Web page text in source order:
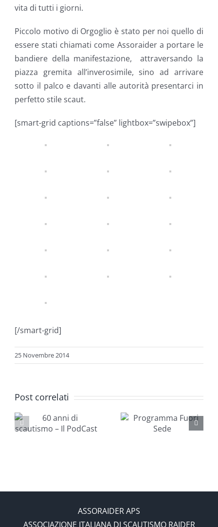
vita di tutti i giorni.
Piccolo motivo di Orgoglio è stato per noi quello di
essere stati chiamati come Assoraider a portare le
bandiere della manifestazione, attraversando la
piazza gremita all’inverosimile, sino ad arrivare
sotto il palco e davanti alle autorità presentarci in
perfetto stile scaut.
[smart-grid captions=”false” lightbox=”swipebox”]
[/smart-grid]
25 Novembre 2014
Post correlati
Programma
Una Cosa
ASSORAIDER APS
ASSOCIAZIONE ITALIANA DI SCAUTISMO RAIDER